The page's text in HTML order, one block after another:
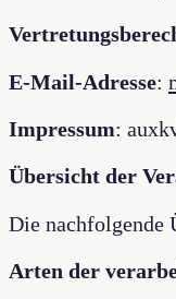
E-Mail-Adresse:
Impressum:
Übersicht der
Die nachfolgende
Arten der